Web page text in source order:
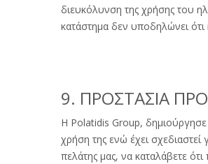
διευκόλυνση της χρήσης του
κατάστημα δεν υποδηλώνει ότι
9. ΠΡΟΣΤΑΣΙΑ
H Polatidis Group,
χρήση της ενώ έχει σχεδιαστεί
πελάτης μας, να καταλάβετε